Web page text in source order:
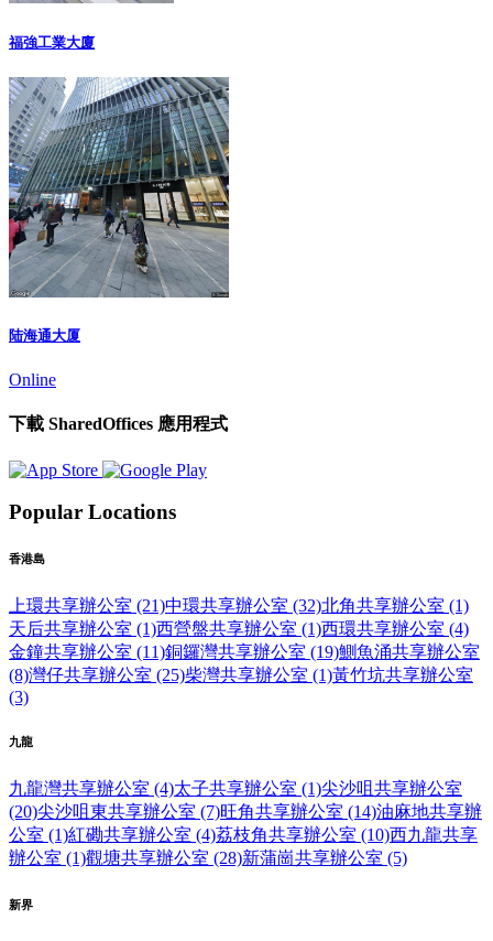
福強工業大廈
陆海通大厦
Online
下載 SharedOffices 應用程式
Popular Locations
香港島
上環共享辦公室 (21)中環共享辦公室 (32)北角共享辦公室 (1)
天后共享辦公室 (1)西營盤共享辦公室 (1)西環共享辦公室 (4)
金鐘共享辦公室 (11)銅鑼灣共享辦公室 (19)鰂魚涌共享辦公室
(8)灣仔共享辦公室 (25)柴灣共享辦公室 (1)黃竹坑共享辦公室
(3)
九龍
九龍灣共享辦公室 (4)太子共享辦公室 (1)尖沙咀共享辦公室
(20)尖沙咀東共享辦公室 (7)旺角共享辦公室 (14)油麻地共享辦
公室 (1)紅磡共享辦公室 (4)荔枝角共享辦公室 (10)西九龍共享
辦公室 (1)觀塘共享辦公室 (28)新蒲崗共享辦公室 (5)
新界